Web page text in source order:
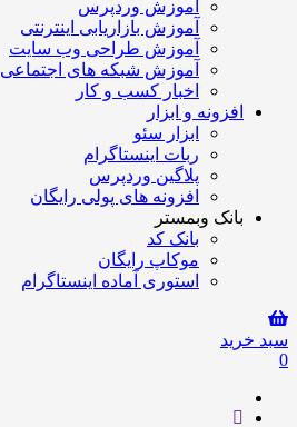
آموزش وردپرس
آموزش بازاریابی اینترنتی
آموزش طراحی وب سایت
آموزش شبکه های اجتماعی
اخبار کسب و کار
افزونه و ابزار
ابزار سئو
ربات اینستاگرام
پلاگین وردپرس
افزونه های پولی رایگان
بانک وبمستر
بانک کد
موکاپ رایگان
استوری آماده اینستاگرام
سبد خرید
0